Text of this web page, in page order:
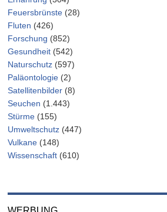
Feuersbrünste (28)
Fluten (426)
Forschung (852)
Gesundheit (542)
Naturschutz (597)
Paläontologie (2)
Satellitenbilder (8)
Seuchen (1.443)
Stürme (155)
Umweltschutz (447)
Vulkane (148)
Wissenschaft (610)